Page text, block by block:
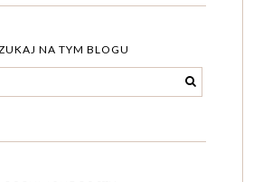
NA TYM BLOGU